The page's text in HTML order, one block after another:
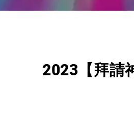
2023【拜請